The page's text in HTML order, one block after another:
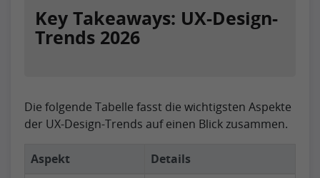
Key Takeaways: UX-Design-
Trends 2026
Die folgende Tabelle fasst die wichtigsten Aspekte
der UX-Design-Trends auf einen Blick zusammen.
Aspekt
Details